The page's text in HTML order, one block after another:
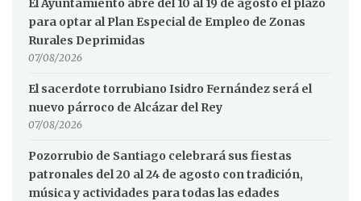
El Ayuntamiento abre del 10 al 19 de agosto el plazo
para optar al Plan Especial de Empleo de Zonas
Rurales Deprimidas
07/08/2026
El sacerdote torrubiano Isidro Fernández será el
nuevo párroco de Alcázar del Rey
07/08/2026
Pozorrubio de Santiago celebrará sus fiestas
patronales del 20 al 24 de agosto con tradición,
música y actividades para todas las edades